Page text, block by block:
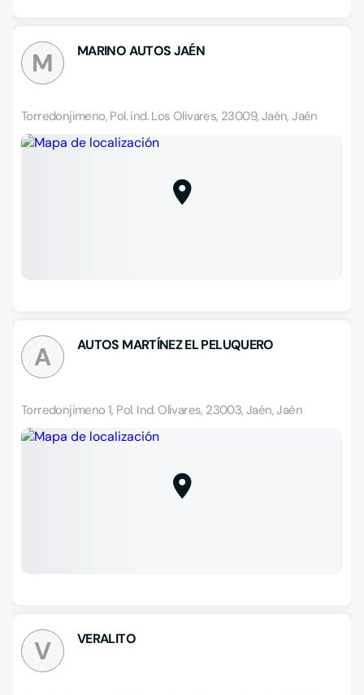
M MARINO AUTOS JAÉN
Torredonjimeno, Pol. ind. Los Olivares, 23009, Jaén, Jaén
A AUTOS MARTÍNEZ EL PELUQUERO
Torredonjimeno 1, Pol. Ind. Olivares, 23003, Jaén, Jaén
V VERALITO